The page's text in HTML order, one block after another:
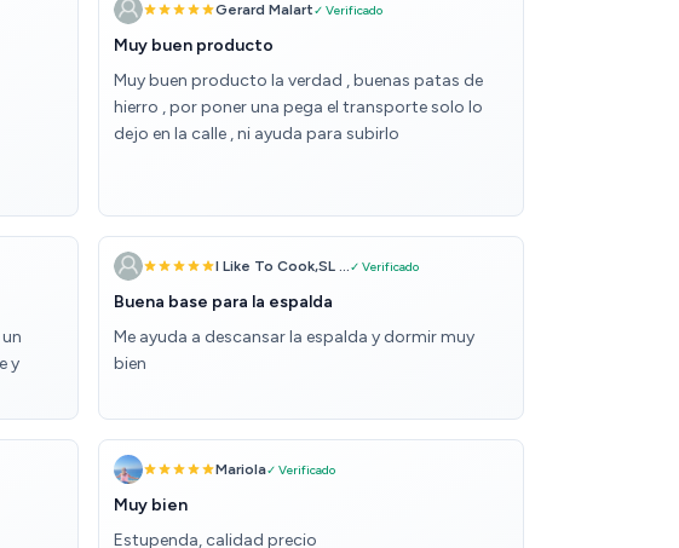
Gerard Malart✓ Verificado
Muy buen producto
Muy buen producto la verdad , buenas patas de
hierro , por poner una pega el transporte solo lo
dejo en la calle , ni ayuda para subirlo
y
I Like To Cook,SL ...✓ Verificado
Buena base para la espalda
Me ayuda a descansar la espalda y dormir muy
bien
Mariola✓ Verificado
Muy bien
Estupenda, calidad precio